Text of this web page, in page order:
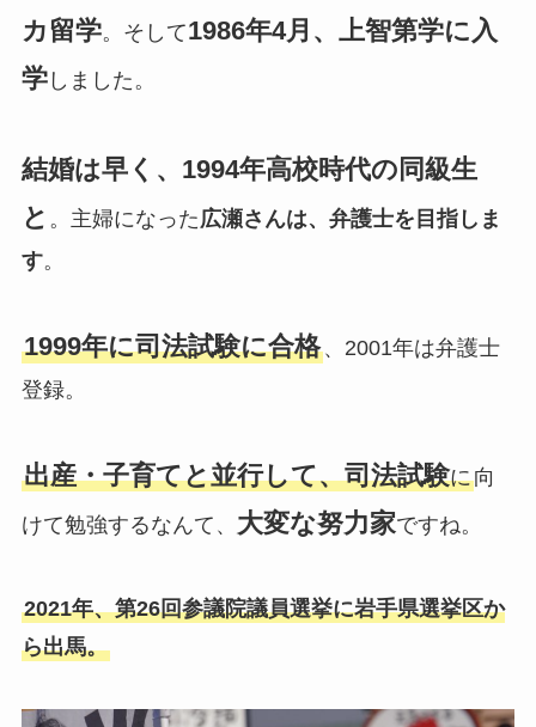
カ留学。そして1986年4月、上智第学に入
学しました。
結婚は早く、1994年高校時代の同級生
と 。主婦になった 広瀬さんは、弁護士を目指しま
す。
1999年に司法試験に合格、2001年は弁護士
登録。
出産・子育てと並行して、司法試験に向
けて勉強するなんて、 大変な努力家ですね。
2021年、第26回参議院議員選挙に岩手県選挙区か
ら出馬。